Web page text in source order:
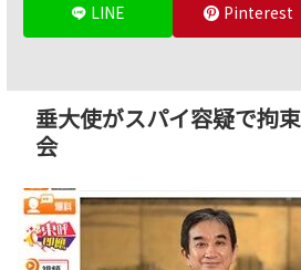
LINE Pinterest
垂大使がスパイ容疑で拘
会